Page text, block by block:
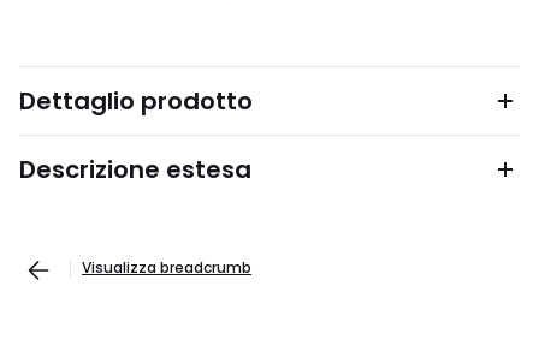
Dettaglio prodotto
Descrizione estesa
Visualizza breadcrumb